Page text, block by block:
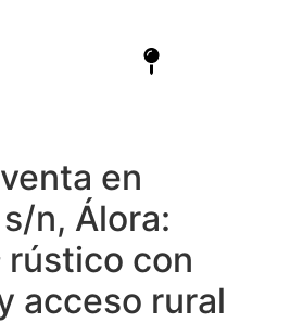
en
n, Álora:
rústico con
acceso rural